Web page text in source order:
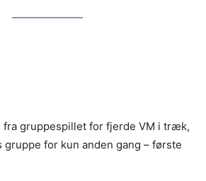
fra gruppespillet for fjerde VM i træk,
gruppe for kun anden gang – første